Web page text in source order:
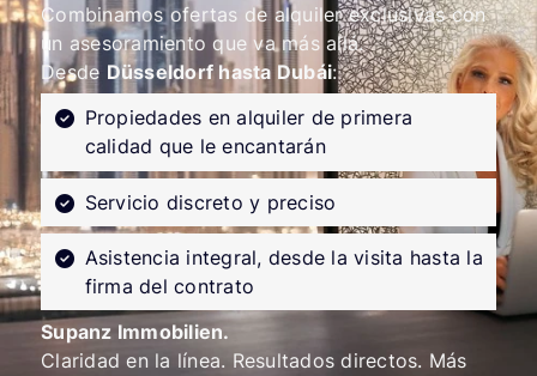
Combinamos ofertas de alquiler exclusivas con
un asesoramiento que va más allá.
Desde Düsseldorf hasta Dubái:
Propiedades en alquiler de primera
calidad que le encantarán
Servicio discreto y preciso
Asistencia integral, desde la visita hasta la
firma del contrato
Supanz Immobilien.
Claridad en la línea. Resultados directos. Más